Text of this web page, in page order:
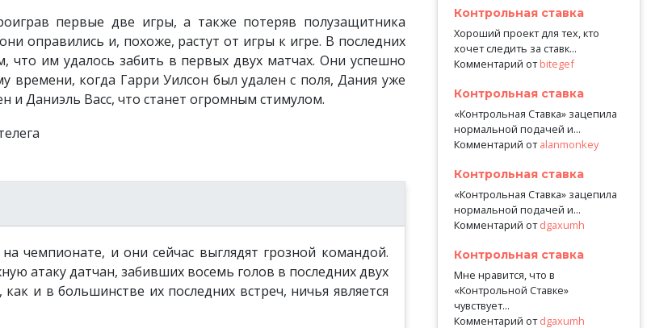
первые две игры, а также потеряв полузащитника
оправились и, похоже, растут от игры к игре. В последних
что им удалось забить в первых двух матчах. Они успешно
времени, когда Гарри Уилсон был удален с поля, Дания уже
и Даниэль Васс, что станет огромным стимулом.
чемпионате, и они сейчас выглядят грозной командой.
атаку датчан, забивших восемь голов в последних двух
и в большинстве их последних встреч, ничья является
Контрольная ставка
Хороший проект для тех, кто
хочет следить за ставк...
Комментарий отbitegef
Контрольная ставка
«Контрольная Ставка» зацепила
нормальной подачей и...
Комментарий отalanmonkey
Контрольная ставка
«Контрольная Ставка» зацепила
нормальной подачей и...
Комментарий отdgaxumh
Контрольная ставка
Мне нравится, что в
«Контрольной Ставке»
чувствует...
Комментарий отdgaxumh